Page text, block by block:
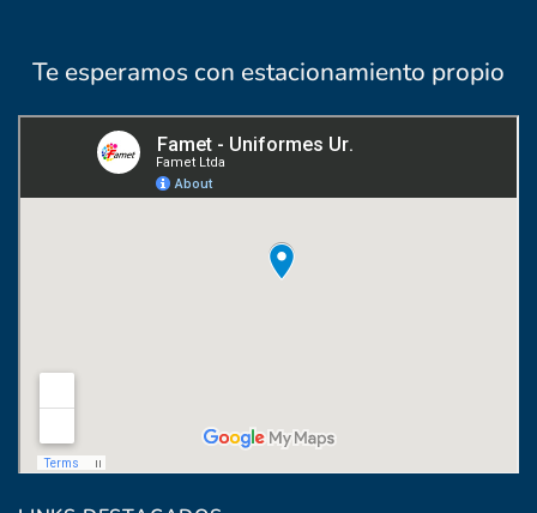
Te esperamos con estacionamiento propio